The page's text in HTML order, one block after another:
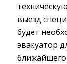
выезд
будет
эвакуатор
ближайшего